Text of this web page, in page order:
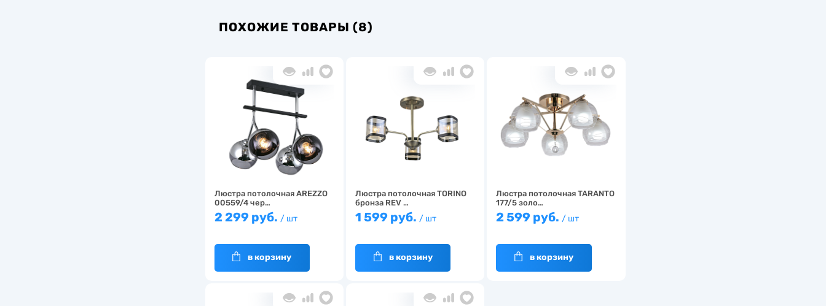
ПОХОЖИЕ ТОВАРЫ (8)
Люстра потолочная AREZZO
00559/4 чер…
2 299 руб. / шт
в корзину
Люстра потолочная TORINO
бронза REV …
1 599 руб. / шт
в корзину
Люстра потолочная TARANTO
177/5 золо…
2 599 руб. / шт
в корзину